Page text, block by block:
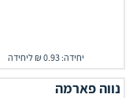
יחידה: 0.93 ₪ ליחידה
נווה פארמה